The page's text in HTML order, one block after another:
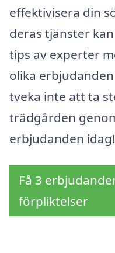
effektivisera din
deras tjänster
tips av experter
olika
tveka inte att ta
trädgården
erbjudanden idag!
Få 3
förpliktelser